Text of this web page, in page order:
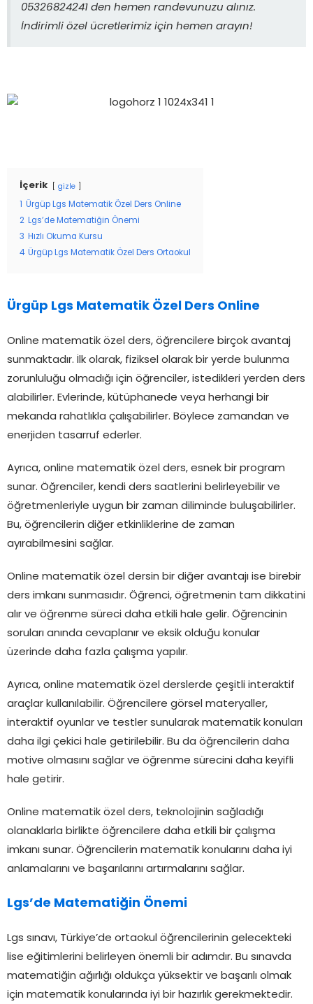
05326824241 den hemen randevunuzu alınız.
İndirimli özel ücretlerimiz için hemen arayın!
İçerik gizle
Ürgüp Lgs Matematik Özel Ders Online
2 Lgs’de Matematiğin Önemi
3
Hızlı Okuma Kursu
4 Ürgüp Lgs Matematik Özel Ders Ortaokul
Ürgüp Lgs Matematik Özel Ders Online
Online matematik özel ders, öğrencilere birçok avantaj
sunmaktadır. İlk olarak, fiziksel olarak bir yerde bulunma
zorunluluğu olmadığı için öğrenciler, istedikleri yerden ders
alabilirler. Evlerinde, kütüphanede veya herhangi bir
mekanda rahatlıkla çalışabilirler. Böylece zamandan ve
enerjiden tasarruf ederler.
Ayrıca, online matematik özel ders, esnek bir program
sunar. Öğrenciler, kendi ders saatlerini belirleyebilir ve
öğretmenleriyle uygun bir zaman diliminde buluşabilirler.
Bu, öğrencilerin diğer etkinliklerine de zaman
ayırabilmesini sağlar.
Online matematik özel dersin bir diğer avantajı ise birebir
ders imkanı sunmasıdır. Öğrenci, öğretmenin tam dikkatini
alır ve öğrenme süreci daha etkili hale gelir. Öğrencinin
soruları anında cevaplanır ve eksik olduğu konular
üzerinde daha fazla çalışma yapılır.
Ayrıca, online matematik özel derslerde çeşitli interaktif
araçlar kullanılabilir. Öğrencilere görsel materyaller,
interaktif oyunlar ve testler sunularak matematik konuları
daha ilgi çekici hale getirilebilir. Bu da öğrencilerin daha
motive olmasını sağlar ve öğrenme sürecini daha keyifli
hale getirir.
Online matematik özel ders, teknolojinin sağladığı
olanaklarla birlikte öğrencilere daha etkili bir çalışma
imkanı sunar. Öğrencilerin matematik konularını daha iyi
anlamalarını ve başarılarını artırmalarını sağlar.
Lgs’de Matematiğin Önemi
Lgs sınavı, Türkiye’de ortaokul öğrencilerinin gelecekteki
lise eğitimlerini belirleyen önemli bir adımdır. Bu sınavda
matematiğin ağırlığı oldukça yüksektir ve başarılı olmak
için matematik konularında iyi bir hazırlık gerekmektedir.